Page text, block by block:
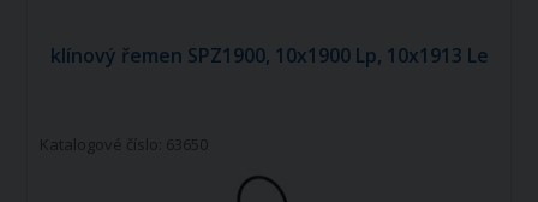
klínový řemen SPZ1900, 10x1900 Lp, 10x1913 Le
Katalogové číslo: 63650